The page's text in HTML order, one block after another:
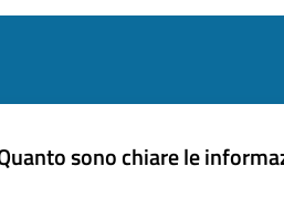
sono chiare le